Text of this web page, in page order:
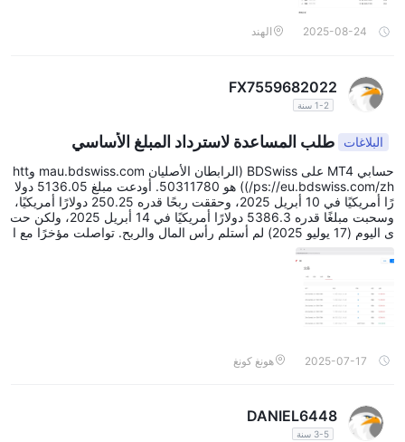
2025-08-24 الهند
FX7559682022
1-2 سنة
البلاغات طلب المساعدة لاسترداد المبلغ الأساسي
حسابي MT4 على BDSwiss (الرابطان الأصليان mau.bdswiss.com وhtt
ps://eu.bdswiss.com/zh/)) هو 50311780. أودعت مبلغ 5136.05 دولا
رًا أمريكيًا في 10 أبريل 2025، وحققت ربحًا قدره 250.25 دولارًا أمريكيًا،
وسحبت مبلغًا قدره 5386.3 دولارًا أمريكيًا في 14 أبريل 2025، ولكن حت
ى اليوم (17 يوليو 2025) لم أستلم رأس المال والربح. تواصلت مؤخرًا مع ا
لمديرة الأصلية للشركة، السيدة رايت، التي أبلغتني أن الشركة تواجه الإفلا
س وأن العديد من الموظفين الأصليين تأخروا في دفع رواتبهم. لذا، أطلب م
ل.
2025-07-17 هونغ كونغ
DANIEL6448
3-5 سنة